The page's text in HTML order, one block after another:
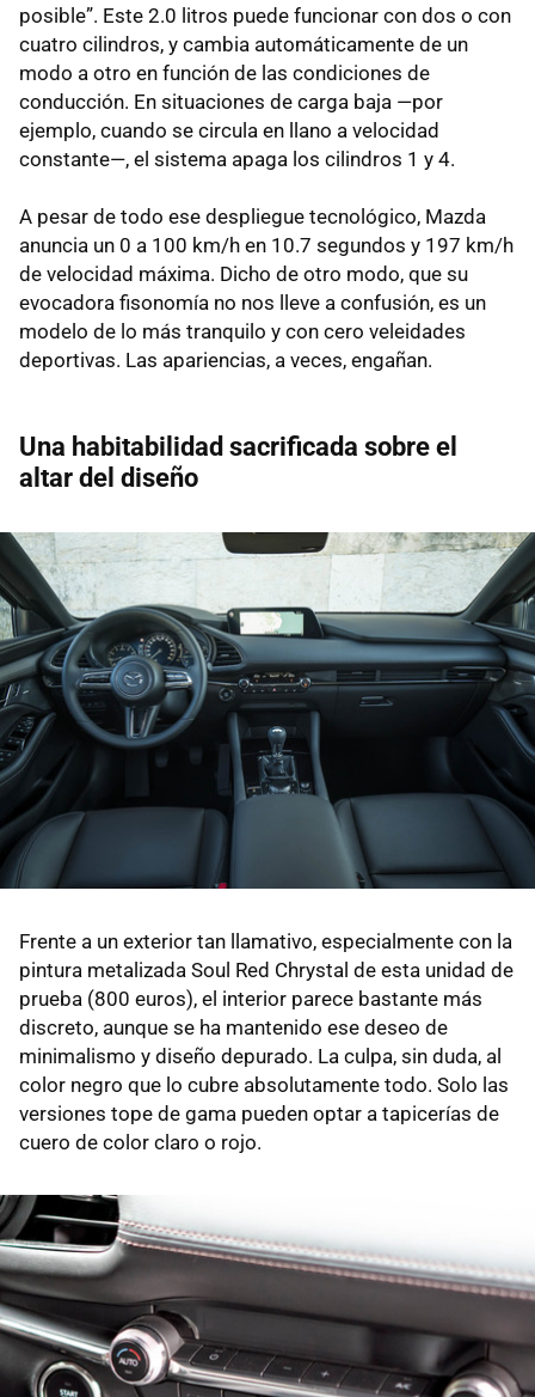
posible”. Este 2.0 litros puede funcionar con dos o con
cuatro cilindros, y cambia automáticamente de un
modo a otro en función de las condiciones de
conducción. En situaciones de carga baja —por
ejemplo, cuando se circula en llano a velocidad
constante—, el sistema apaga los cilindros 1 y 4.
A pesar de todo ese despliegue tecnológico, Mazda
anuncia un 0 a 100 km/h en 10.7 segundos y 197 km/h
de velocidad máxima. Dicho de otro modo, que su
evocadora fisonomía no nos lleve a confusión, es un
modelo de lo más tranquilo y con cero veleidades
deportivas. Las apariencias, a veces, engañan.
Una habitabilidad sacrificada sobre el
altar del diseño
Frente a un exterior tan llamativo, especialmente con la
pintura metalizada Soul Red Chrystal de esta unidad de
prueba (800 euros), el interior parece bastante más
discreto, aunque se ha mantenido ese deseo de
minimalismo y diseño depurado. La culpa, sin duda, al
color negro que lo cubre absolutamente todo. Solo las
versiones tope de gama pueden optar a tapicerías de
cuero de color claro o rojo.